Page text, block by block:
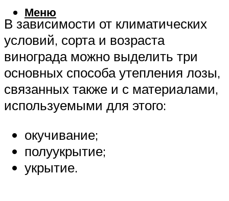
Меню
В зависимости от климатических
условий, сорта и возраста
винограда можно выделить три
основных способа утепления лозы,
связанных также и с материалами,
используемыми для этого:
окучивание;
полуукрытие;
укрытие.